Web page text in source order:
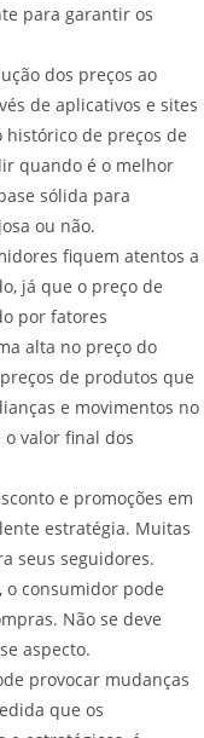
para garantir os
dos preços ao
de aplicativos e sites
histórico de preços de
quando é o melhor
sólida para
ou não.
fiquem atentos a
já que o preço de
por fatores
alta no preço do
de produtos que
e movimentos no
valor final dos
e promoções em
estratégia. Muitas
seus seguidores.
o consumidor pode
Não se deve
aspecto.
provocar mudanças
que os